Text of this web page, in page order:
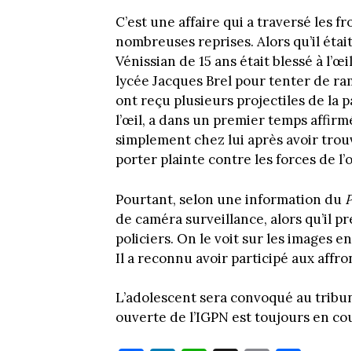
C’est une affaire qui a traversé les
nombreuses reprises. Alors qu’il
Vénissian de 15 ans était blessé à
lycée Jacques Brel pour tenter de
ont reçu plusieurs projectiles de la
l’œil, a dans un premier temps
simplement chez lui après avoir
porter plainte contre les forces de
Pourtant, selon une information du
de caméra surveillance, alors qu’il
policiers. On le voit sur les images
Il a reconnu avoir participé aux
L’adolescent sera convoqué au
ouverte de l’IGPN est toujours en